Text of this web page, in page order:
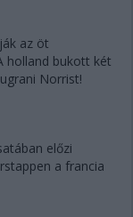
az öt
holland bukott két
Norrist!
előzi
a francia